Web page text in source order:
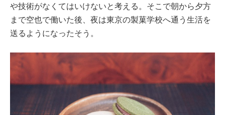
や技術がなくてはいけないと考える。そこで朝から夕方
まで空也で働いた後、夜は東京の製菓学校へ通う生活を
送るようになったそう。